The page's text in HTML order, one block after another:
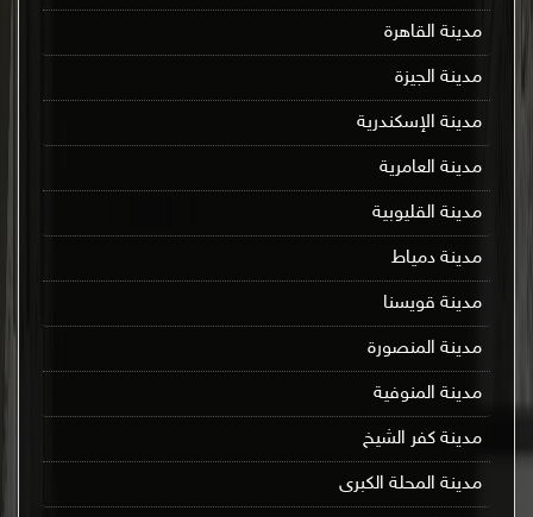
مدينة القاهرة
مدينة الجيزة
مدينة الإسكندرية
مدينة العامرية
مدينة القليوبية
مدينة دمياط
مدينة قويسنا
مدينة المنصورة
مدينة المنوفية
مدينة كفر الشيخ
مدينة المحلة الكبرى